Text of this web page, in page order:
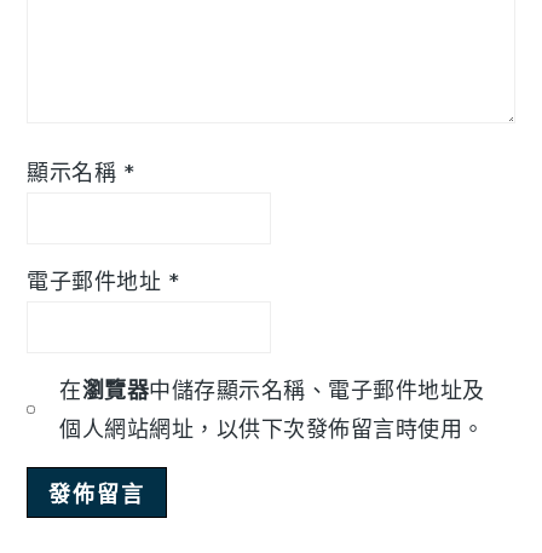
顯示名稱 *
電子郵件地址 *
在瀏覽器中儲存顯示名稱、電子郵件地址及
個人網站網址，以供下次發佈留言時使用。